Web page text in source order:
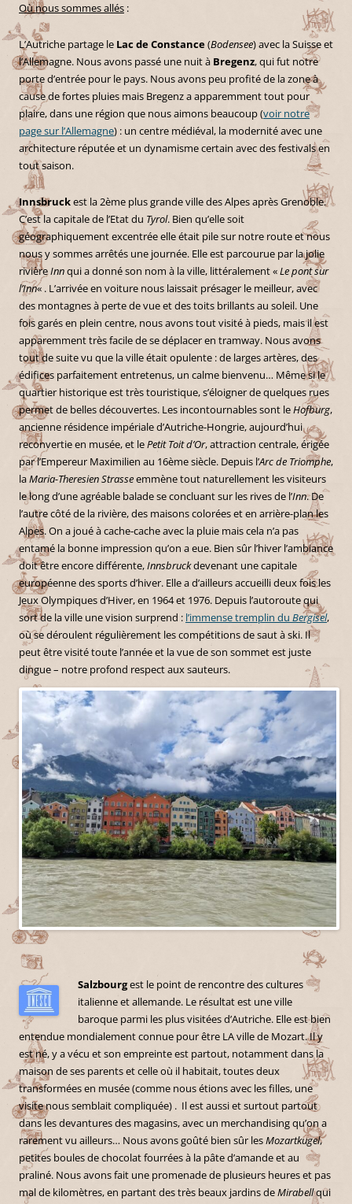
Où nous sommes allés :
L’Autriche partage le Lac de Constance(Bodensee) avec la Suisse et
l’Allemagne. Nous avons passé une nuit à Bregenz, qui fut notre
porte d’entrée pour le pays. Nous avons peu profité de la zone à
cause de fortes pluies mais Bregenz a apparemment tout pour
plaire, dans une région que nous aimons beaucoup (voir notre
page sur l’Allemagne) : un centre médiéval, la modernité avec une
architecture réputée et un dynamisme certain avec des festivals en
tout saison.
Innsbruckest la 2ème plus grande ville des Alpes après Grenoble.
C’est la capitale de l’Etat du Tyrol. Bien qu’elle soit
géographiquement excentrée elle était pile sur notre route et nous
nous y sommes arrêtés une journée. Elle est parcourue par la jolie
rivièreInnqui a donné son nom à la ville, littéralement «Le pont sur
l’Inn« . L’arrivée en voiture nous laissait présager le meilleur, avec
des montagnes à perte de vue et des toits brillants au soleil. Une
fois garés en plein centre, nous avons tout visité à pieds, mais il est
apparemment très facile de se déplacer en tramway. Nous avons
tout de suite vu que la ville était opulente : de larges artères, des
édifices parfaitement entretenus, un calme bienvenu… Même si le
quartier historique est très touristique, s’éloigner de quelques rues
permet de belles découvertes. Les incontournables sont leHofburg,
ancienne résidence impériale d’Autriche-Hongrie, aujourd’hui
reconvertie en musée, et lePetit Toit d’Or, attraction centrale, érigée
par l’Empereur Maximilien au 16ème siècle. Depuis l’Arc de Triomphe,
laMaria-Theresien Strasseemmène tout naturellement les visiteurs
le long d’une agréable balade se concluant sur les rives de l’Inn. De
l’autre côté de la rivière, des maisons colorées et en arrière-plan les
Alpes. On a joué à cache-cache avec la pluie mais cela n’a pas
entamé la bonne impression qu’on a eue. Bien sûr l’hiver l’ambiance
doit être encore différente,Innsbruckdevenant une capitale
européenne des sports d’hiver. Elle a d’ailleurs accueilli deux fois les
Jeux Olympiques d’Hiver, en 1964 et 1976. Depuis l’autoroute qui
sort de la ville une vision surprend : l’immense tremplin du Bergisel,
où se déroulent régulièrement les compétitions de saut à ski. Il
peut être visité toute l’année et la vue de son sommet est juste
dingue – notre profond respect aux sauteurs.
Salzbourgest le point de rencontre des cultures
italienne et allemande. Le résultat est une ville
baroque parmi les plus visitées d’Autriche. Elle est bien
entendue mondialement connue pour être LA ville de Mozart. Il y
est né, y a vécu et son empreinte est partout, notamment dans la
maison de ses parents et celle où il habitait, toutes deux
transformées en musée (comme nous étions avec les filles, une
visite nous semblait compliquée) . Il est aussi et surtout partout
dans les devantures des magasins, avec un merchandising qu’on a
rarement vu ailleurs… Nous avons goûté bien sûr lesMozartkugel,
petites boules de chocolat fourrées à la pâte d’amande et au
praliné. Nous avons fait une promenade de plusieurs heures et pas
mal de kilomètres, en partant des très beaux jardins deMirabellqui